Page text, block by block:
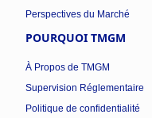
Perspectives du Marché
POURQUOI TMGM
À Propos de TMGM
Supervision Réglementaire
Politique de confidentialité